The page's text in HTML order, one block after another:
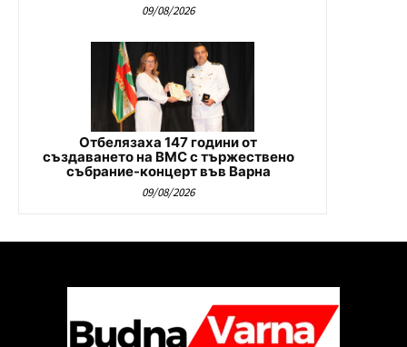
09/08/2026
Отбелязаха 147 години от
създаването на ВМС с тържествено
събрание-концерт във Варна
09/08/2026